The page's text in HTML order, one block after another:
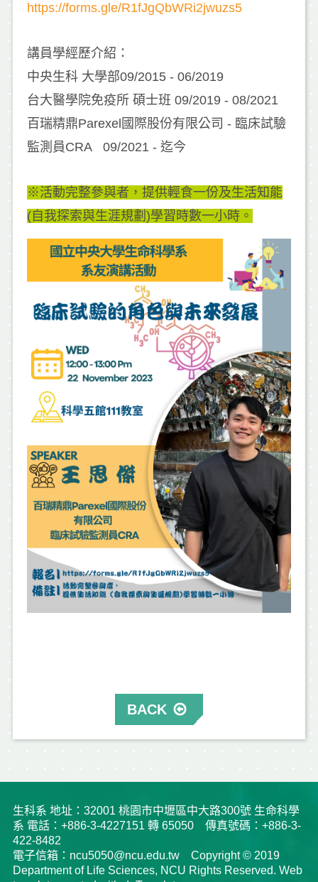
https://forms.gle/R1fJgQbWRi2jwuzs5
講員學經歷介紹：
中央生科 大學部09/2015 - 06/2019
台大醫學院免疫所 碩士班 09/2019 - 08/2021
百瑞精鼎Parexel國際股份有限公司 - 臨床試驗
監測員CRA 09/2021 - 迄今
※活動完整參與者，提供輕食一份及生活知能
(自我探索與生涯規劃)學習時數一小時。
BACK
生科系 地址：32001 桃園市中壢區中大路300號 生命科學
系 電話：+886-3-4227151 轉 65050 傳真號碼：+886-3-
422-8482
電子信箱：ncu5050@ncu.edu.tw Copyright © 2019
Department of Life Sciences, NCU Rights Reserved. Web